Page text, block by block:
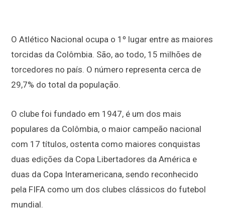
O Atlético Nacional ocupa o 1º lugar entre as maiores
torcidas da Colômbia. São, ao todo, 15 milhões de
torcedores no país. O número representa cerca de
29,7% do total da população.
O clube foi fundado em 1947, é um dos mais
populares da Colômbia, o maior campeão nacional
com 17 títulos, ostenta como maiores conquistas
duas edições da Copa Libertadores da América e
duas da Copa Interamericana, sendo reconhecido
pela FIFA como um dos clubes clássicos do futebol
mundial.